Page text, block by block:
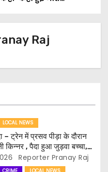
Raj
LOCAL NEWS
– ट्रेन में प्रसव पीड़ा के दौरान
किन्नर , पैदा हुआ जुड़वा बच्चा,
…Reporter Pranay Raj